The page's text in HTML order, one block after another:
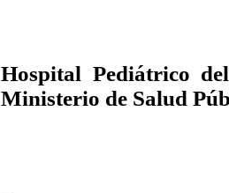
Hospital Pediátrico
Ministerio de Salud